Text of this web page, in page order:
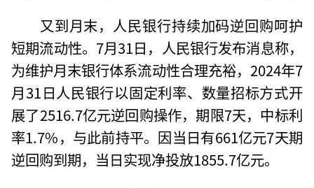
又到月末，人民银行持续加码逆回购呵护
短期流动性。7月31日，人民银行发布消息称，
为维护月末银行体系流动性合理充裕，2024年7
月31日人民银行以固定利率、数量招标方式开
展了2516.7亿元逆回购操作，期限7天，中标利
率1.7%，与此前持平。因当日有661亿元7天期
逆回购到期，当日实现净投放1855.7亿元。